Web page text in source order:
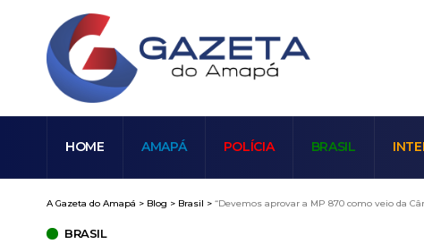
HOME AMAPÁ POLÍCIA BRASIL
A Gazeta do Amapá > Blog > Brasil > “Devemos aprovar a MP 870 como veio da
BRASIL